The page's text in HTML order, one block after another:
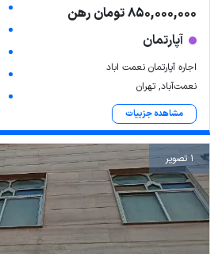
850,000,000 تومان رهن
آپارتمان
اجاره آپارتمان نعمت اباد
نعمت‌آباد, تهران
مشاهده جزییات
1 تصویر